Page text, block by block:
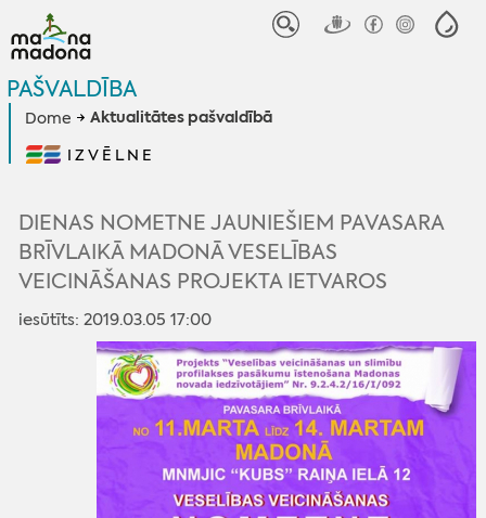
PAŠVALDĪBA
Dome Aktualitātes pašvaldībā
IZVĒLNE
DIENAS NOMETNE JAUNIEŠIEM PAVASARA
BRĪVLAIKĀ MADONĀ VESELĪBAS
VEICINĀŠANAS PROJEKTA IETVAROS
iesūtīts: 2019.03.05 17:00